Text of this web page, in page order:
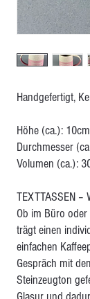
Handgefertigt,
Höhe (ca.): 10cm
Durchmesser
Volumen (ca.):
TEXTTASSEN –
Ob im Büro oder
trägt einen
einfachen
Gespräch mit
Steinzeugton